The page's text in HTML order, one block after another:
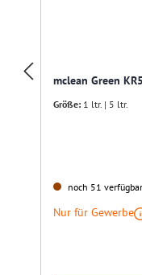
mclean Green
Größe: 1 ltr. | 5 ltr.
noch 51
Nur für Gewerbe